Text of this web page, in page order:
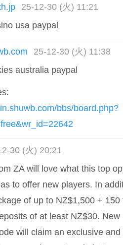
25-12-30 (火) 11:21
usa paypal
25-12-30 (火) 11:38
australia paypal
bbs/board.php?
30 (火) 20:21
ZA will love what this top
to offer new players. In
of up to NZ$1,500 +
of at least NZ$30.
will claim an exclusive